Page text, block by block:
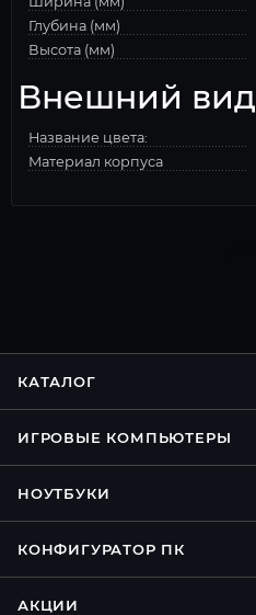
Глубина (мм)
Высота (мм)
Внешний вид
Название цвета:
Материал корпуса
КАТАЛОГ
ИГРОВЫЕ КОМПЬЮТЕРЫ
НОУТБУКИ
КОНФИГУРАТОР ПК
АКЦИИ